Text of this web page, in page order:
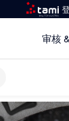
审核